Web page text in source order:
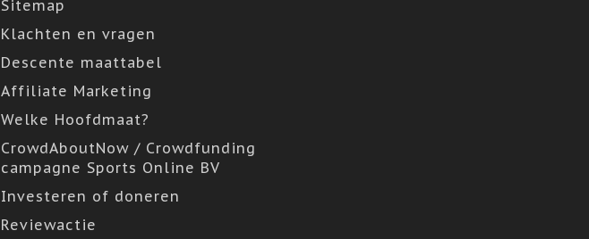
Sitemap
Klachten en vragen
Descente maattabel
Affiliate Marketing
Welke Hoofdmaat?
CrowdAboutNow / Crowdfunding
campagne Sports Online BV
Investeren of doneren
Reviewactie